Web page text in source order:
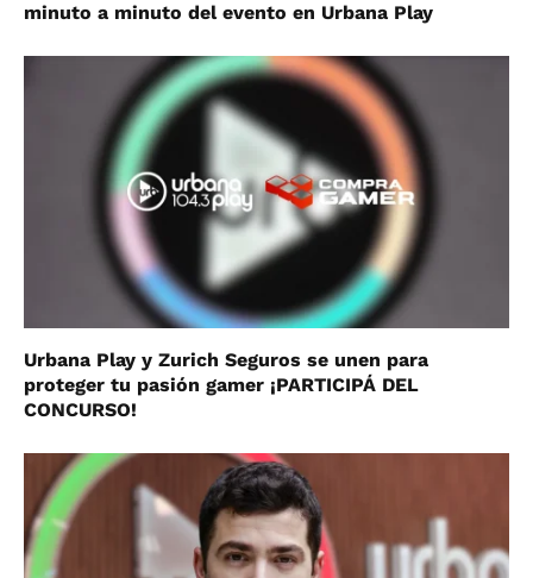
minuto a minuto del evento en Urbana Play
Urbana Play y Zurich Seguros se unen para
proteger tu pasión gamer ¡PARTICIPÁ DEL
CONCURSO!